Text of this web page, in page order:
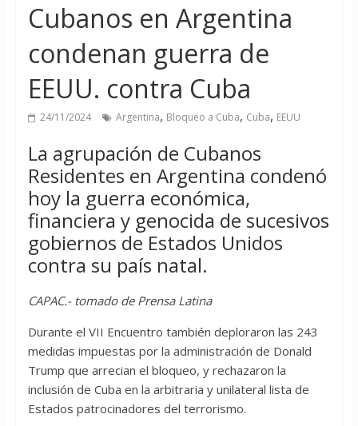
Cubanos en Argentina
condenan guerra de
EEUU. contra Cuba
24/11/2024 Argentina, Bloqueo a Cuba, Cuba, EEUU
La agrupación de Cubanos
Residentes en Argentina condenó
hoy la guerra económica,
financiera y genocida de sucesivos
gobiernos de Estados Unidos
contra su país natal.
CAPAC.- tomado de Prensa Latina
Durante el VII Encuentro también deploraron las 243
medidas impuestas por la administración de Donald
Trump que arrecian el bloqueo, y rechazaron la
inclusión de Cuba en la arbitraria y unilateral lista de
Estados patrocinadores del terrorismo.